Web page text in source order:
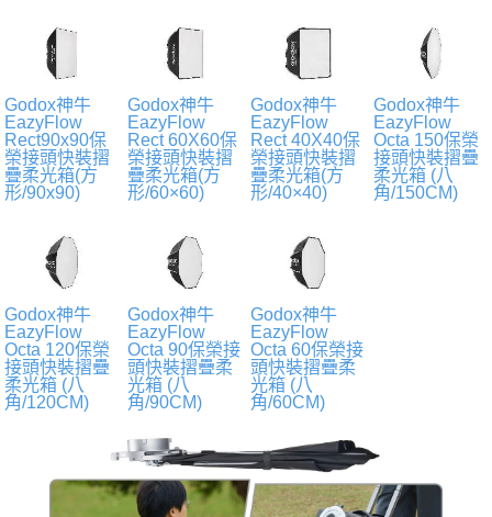
Godox神牛
EazyFlow
Rect90x90保
榮接頭快裝摺
疊柔光箱(方
形/90x90)
Godox神牛
EazyFlow
Rect 60X60保
榮接頭快裝摺
疊柔光箱(方
形/60×60)
Godox神牛
EazyFlow
Rect 40X40保
榮接頭快裝摺
疊柔光箱(方
形/40×40)
Godox神牛
EazyFlow
Octa 150保榮
接頭快裝摺疊
柔光箱 (八
角/150CM)
Godox神牛
EazyFlow
Octa 120保榮
接頭快裝摺疊
柔光箱 (八
角/120CM)
Godox神牛
EazyFlow
Octa 90保榮接
頭快裝摺疊柔
光箱 (八
角/90CM)
Godox神牛
EazyFlow
Octa 60保榮接
頭快裝摺疊柔
光箱 (八
角/60CM)